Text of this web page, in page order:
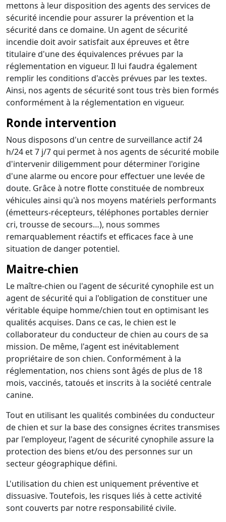
mettons à leur disposition des agents des services de
sécurité incendie pour assurer la prévention et la
sécurité dans ce domaine. Un agent de sécurité
incendie doit avoir satisfait aux épreuves et être
titulaire d'une des équivalences prévues par la
réglementation en vigueur. Il lui faudra également
remplir les conditions d'accès prévues par les textes.
Ainsi, nos agents de sécurité sont tous très bien formés
conformément à la réglementation en vigueur.
Ronde intervention
Nous disposons d'un centre de surveillance actif 24
h/24 et 7 j/7 qui permet à nos agents de sécurité mobile
d'intervenir diligemment pour déterminer l'origine
d'une alarme ou encore pour effectuer une levée de
doute. Grâce à notre flotte constituée de nombreux
véhicules ainsi qu'à nos moyens matériels performants
(émetteurs-récepteurs, téléphones portables dernier
cri, trousse de secours…), nous sommes
remarquablement réactifs et efficaces face à une
situation de danger potentiel.
Maitre-chien
Le maître-chien ou l'agent de sécurité cynophile est un
agent de sécurité qui a l'obligation de constituer une
véritable équipe homme/chien tout en optimisant les
qualités acquises. Dans ce cas, le chien est le
collaborateur du conducteur de chien au cours de sa
mission. De même, l'agent est inévitablement
propriétaire de son chien. Conformément à la
réglementation, nos chiens sont âgés de plus de 18
mois, vaccinés, tatoués et inscrits à la société centrale
canine.
Tout en utilisant les qualités combinées du conducteur
de chien et sur la base des consignes écrites transmises
par l'employeur, l'agent de sécurité cynophile assure la
protection des biens et/ou des personnes sur un
secteur géographique défini.
L'utilisation du chien est uniquement préventive et
dissuasive. Toutefois, les risques liés à cette activité
sont couverts par notre responsabilité civile.